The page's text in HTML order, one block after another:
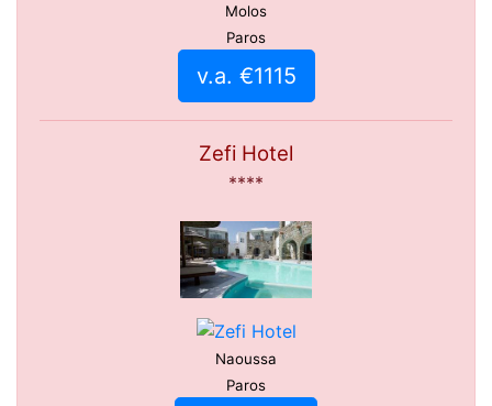
Molos
Paros
v.a. €1115
Zefi Hotel
****
Naoussa
Paros